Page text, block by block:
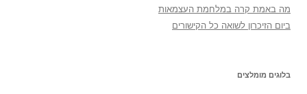
מה באמת קרה במלחמת העצמאות
ביום הזיכרון לשואה כל הקישורים
בלוגים מומלצים